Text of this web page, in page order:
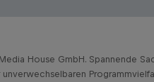
House GmbH. Spannende